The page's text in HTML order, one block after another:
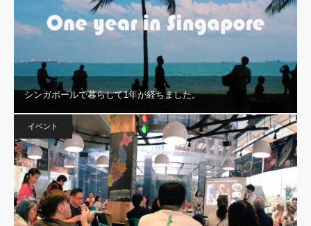
シンガポールで暮らして1年が経ちました。
イベント